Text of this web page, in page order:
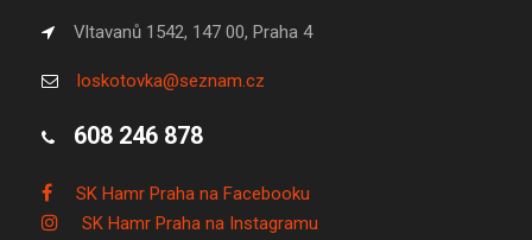
Vltavanů 1542, 147 00, Praha 4
loskotovka@seznam.cz
608 246 878
SK Hamr Praha na Facebooku
SK Hamr Praha na Instagramu